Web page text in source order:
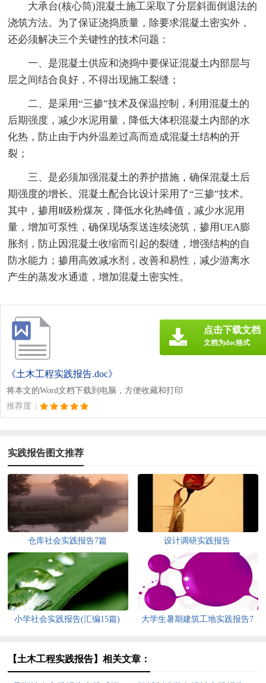
大承台(核心筒)混凝土施工采取了分层斜面倒退法的
浇筑方法。为了保证浇捣质量，除要求混凝土密实外，
还必须解决三个关键性的技术问题：
一、是混凝土供应和浇捣中要保证混凝土内部层与
层之间结合良好，不得出现施工裂缝；
二、是采用“三掺”技术及保温控制，利用混凝土的
后期强度，减少水泥用量，降低大体积混凝土内部的水
化热，防止由于内外温差过高而造成混凝土结构的开
裂；
三、是必须加强混凝土的养护措施，确保混凝土后
期强度的增长。混凝土配合比设计采用了“三掺”技术。
其中，掺用Ⅱ级粉煤灰，降低水化热峰值，减少水泥用
量，增加可泵性，确保现场泵送连续浇筑，掺用UEA膨
胀剂，防止因混凝土收缩而引起的裂缝，增强结构的自
防水能力；掺用高效减水剂，改善和易性，减少游离水
产生的蒸发水通道，增加混凝土密实性。
《土木工程实践报告.doc》
将本文的Word文档下载到电脑，方便收藏和打印
推荐度：
点击下载文档
文档为doc格式
实践报告图文推荐
仓库社会实践报告7篇 设计调研实践报告
小学社会实践报告(汇编15篇)
大学生暑期建筑工地实践报告7
【土木工程实践报告】相关文章：